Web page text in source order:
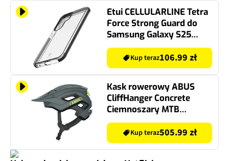
Etui CELLULARLINE Tetra
Force Strong Guard do
Samsung Galaxy S25
Przezroczysty
Kup teraz106.99 zł
Kask rowerowy ABUS
CliffHanger Concrete
Ciemnoszary MTB
(rozmiar M)
Kup teraz505.99 zł